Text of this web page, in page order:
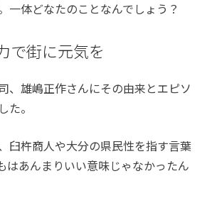
一体どなたのことなんでしょう？
で街に元気を
、雄嶋正作さんにその由来とエピソ
た。
臼杵商人や大分の県民性を指す言葉
はあんまりいい意味じゃなかったん